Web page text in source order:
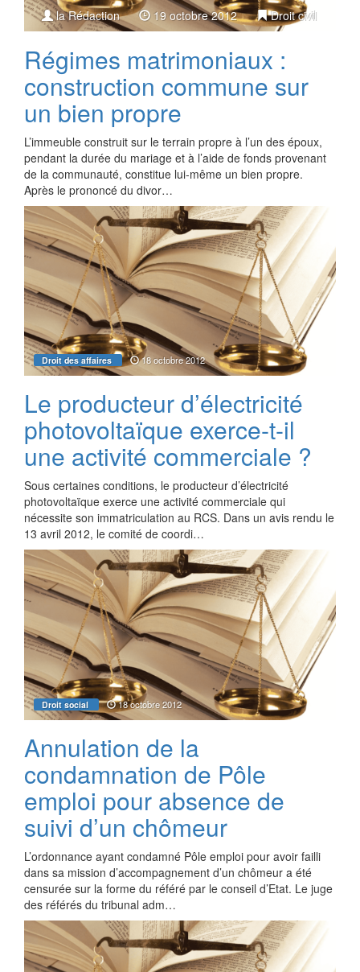
la Rédaction 19 octobre 2012 Droit civil
Régimes matrimoniaux :
construction commune sur
un bien propre
L’immeuble construit sur le terrain propre à l’un des époux,
pendant la durée du mariage et à l’aide de fonds provenant
de la communauté, constitue lui-même un bien propre.
Après le prononcé du divor…
Droit des affaires 18 octobre 2012
Le producteur d’électricité
photovoltaïque exerce-t-il
une activité commerciale ?
Sous certaines conditions, le producteur d’électricité
photovoltaïque exerce une activité commerciale qui
nécessite son immatriculation au RCS. Dans un avis rendu le
13 avril 2012, le comité de coordi…
Droit social 18 octobre 2012
Annulation de la
condamnation de Pôle
emploi pour absence de
suivi d’un chômeur
L’ordonnance ayant condamné Pôle emploi pour avoir failli
dans sa mission d’accompagnement d’un chômeur a été
censurée sur la forme du référé par le conseil d’Etat. Le juge
des référés du tribunal adm…